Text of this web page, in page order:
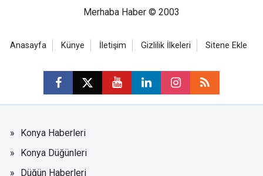
Merhaba Haber © 2003
Anasayfa Künye İletişim Gizlilik İlkeleri Sitene Ekle
Konya Haberleri
Konya Düğünleri
Düğün Haberleri